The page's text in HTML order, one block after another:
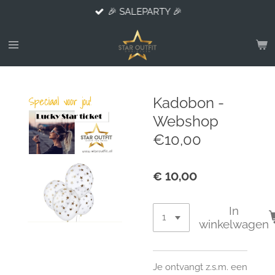
naar
hoofdinhoud
🎉 SALEPARTY 🎉
Kadobon -
Webshop
€10,00
€ 10,00
In
winkelwagen
Je ontvangt z.s.m. een